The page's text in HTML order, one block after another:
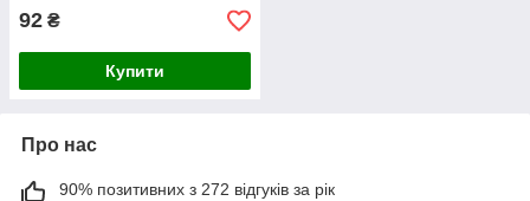
92 ₴
Купити
Про нас
90% позитивних з 272 відгуків за рік